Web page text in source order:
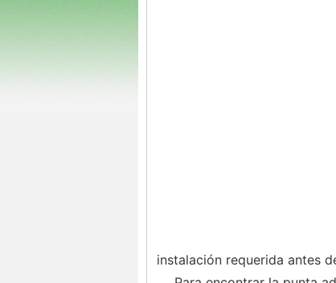
instalación requerida antes